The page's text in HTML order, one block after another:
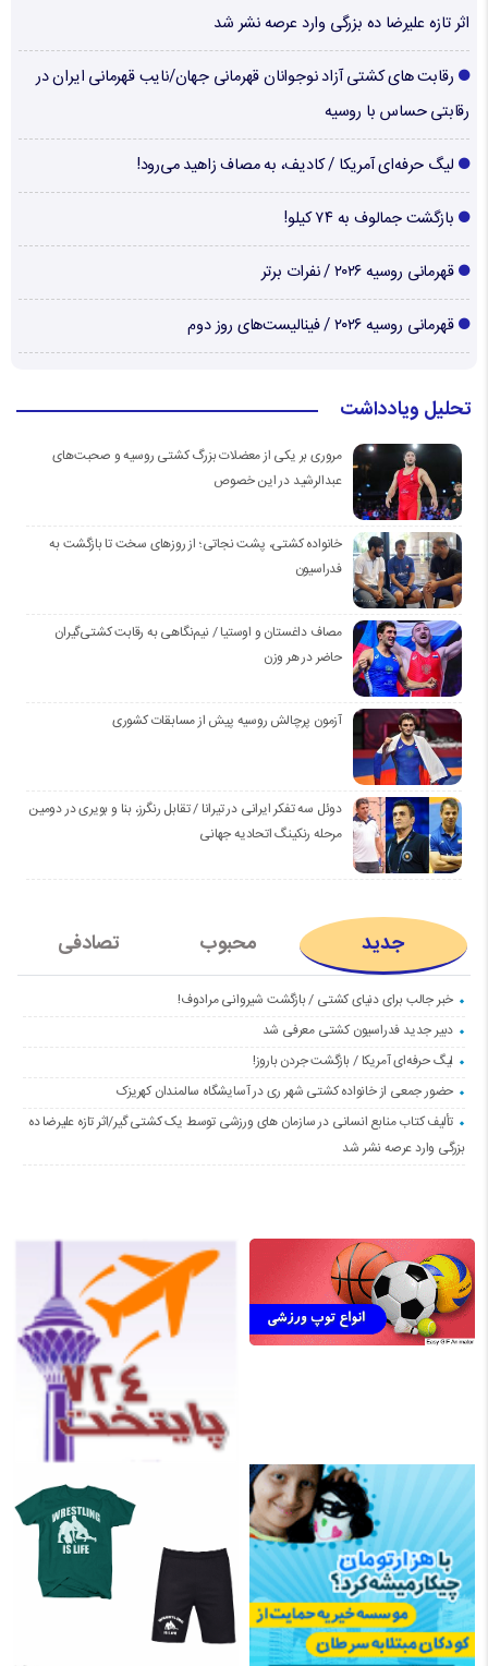
اثر تازه علیرضا ده بزرگی وارد عرصه نشر شد
رقابت های کشتی آزاد نوجوانان قهرمانی جهان/نایب قهرمانی ایران در
رقابتی حساس با روسیه
لیگ حرفه‌ای آمریکا / کادیف، به مصاف زاهید می‌رود!
بازگشت جمالوف به ۷۴ کیلو!
قهرمانی روسیه ۲۰۲۶ / نفرات برتر
قهرمانی روسیه ۲۰۲۶ / فینالیست‌های روز دوم
تحلیل ویادداشت
مروری بر یکی از معضلات بزرگ کشتی روسیه و صحبت‌های
عبدالرشید در این خصوص
خانواده کشتی، پشت نجاتی؛ از روزهای سخت تا بازگشت به
فدراسیون
مصاف داغستان و اوستیا / نیم‌نگاهی به رقابت کشتی‌گیران
حاضر در هر وزن
آزمون پرچالش روسیه پیش از مسابقات کشوری
دوئل سه تفکر ایرانی در تیرانا / تقابل رنگرز، بنا و بویری در دومین
مرحله رنکینگ اتحادیه جهانی
جدید محبوب تصادفی
خبر جالب برای دنیای کشتی / بازگشت شیروانی مرادوف!
دبیر جدید فدراسیون کشتی معرفی شد
لیگ حرفه‌ای آمریکا / بازگشت جردن باروز!
حضور جمعی از خانواده کشتی شهر ری در آسایشگاه سالمندان کهریزک
تألیف کتاب منابع انسانی در سازمان های ورزشی توسط یک کشتی گیر/اثر تازه علیرضا ده
بزرگی وارد عرصه نشر شد